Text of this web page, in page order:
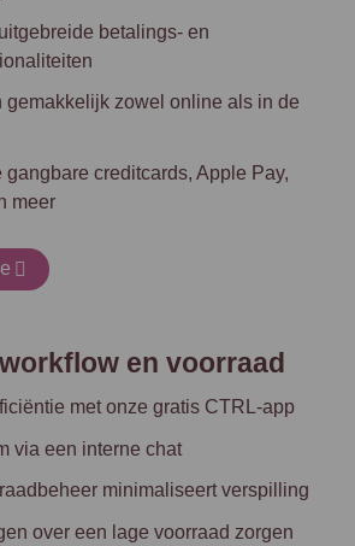
betalings- en
gemakkelijk zowel online als in de
creditcards, Apple Pay,
meer
en voorraad
met onze gratis CTRL-app
via een interne chat
minimaliseert verspilling
over een lage voorraad zorgen